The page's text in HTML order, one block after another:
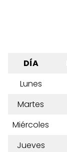
DÍA
Lunes
Martes
Miércoles
Jueves